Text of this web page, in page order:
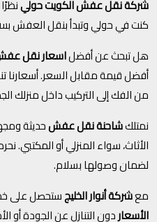
شركة نقل عفش الكويت حولي
كنت في حولي وتبدأ بنقل العفش
هل تبحث عن أفضلاسعار نقل
أفضل قيمة مقابل السعر.
من الفك إلى التركيب داخل منزلك
نمتلكشاحنة نقل عفشحديثة
الأثاث، سواء المنزلي أو
لضمان وصولها بسلام.
معشركة أنوار الخليجستحصل على
الأسعاردون التنازل عن الجودة أو